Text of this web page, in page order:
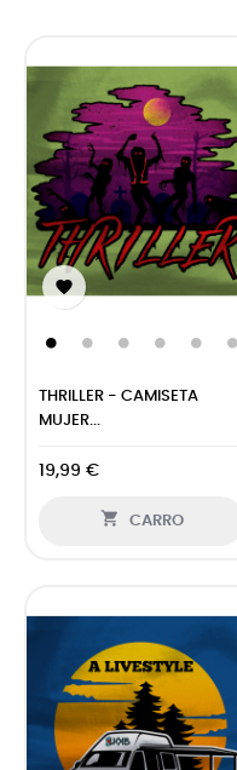

THRILLER - CAMISETA
MUJER...
19,99 €
 CARRO